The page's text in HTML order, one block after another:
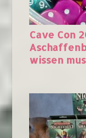
Cave Con
wissen